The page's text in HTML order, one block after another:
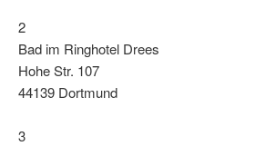
2
Bad im Ringhotel Drees
Hohe Str. 107
44139 Dortmund
3